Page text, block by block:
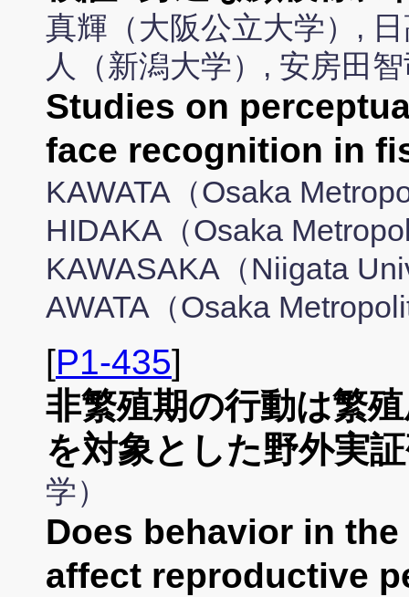
真輝（大阪公立大学）,
人（新潟大学）, 安房田
Studies on
face recognition in
KAWATA（Osaka
HIDAKA（Osaka
KAWASAKA（Niigata
AWATA（Osaka
[P1-435]
非繁殖期の行動は繁
を対象とした野外実
学）
Does behavior in
affect reproductive